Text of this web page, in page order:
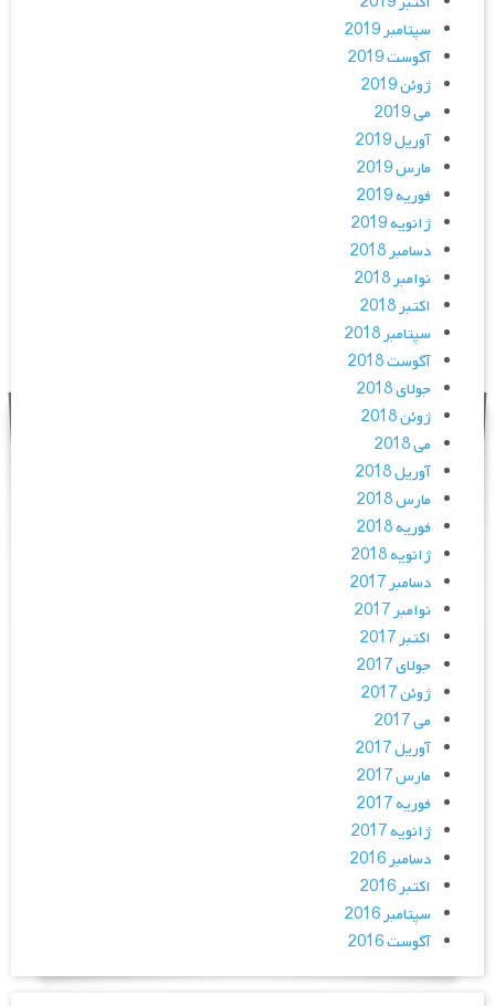
سپتامبر 2019
آگوست 2019
ژوئن 2019
می 2019
آوریل 2019
مارس 2019
فوریه 2019
ژانویه 2019
دسامبر 2018
نوامبر 2018
اکتبر 2018
سپتامبر 2018
آگوست 2018
جولای 2018
ژوئن 2018
می 2018
آوریل 2018
مارس 2018
فوریه 2018
ژانویه 2018
دسامبر 2017
نوامبر 2017
اکتبر 2017
جولای 2017
ژوئن 2017
می 2017
آوریل 2017
مارس 2017
فوریه 2017
ژانویه 2017
دسامبر 2016
اکتبر 2016
سپتامبر 2016
آگوست 2016